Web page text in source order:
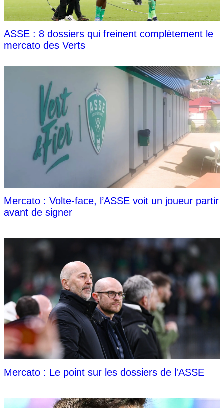
ASSE : 8 dossiers qui freinent complètement le
mercato des Verts
Mercato : Volte-face, l’ASSE voit un joueur partir
avant de signer
Mercato : Le point sur les dossiers de l'ASSE